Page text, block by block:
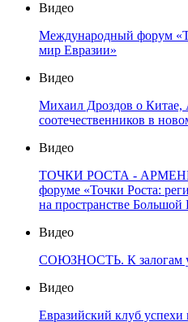
Видео
Международный форум
мир Евразии»
Видео
Михаил Дроздов о Китае,
соотечественников в
Видео
ТОЧКИ РОСТА -
форуме «Точки Роста:
на пространстве Большой
Видео
СОЮЗНОСТЬ. К залогам
Видео
Евразийский клуб